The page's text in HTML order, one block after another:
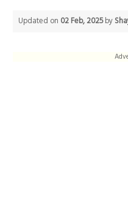
Updated on 02 Feb, 2025by